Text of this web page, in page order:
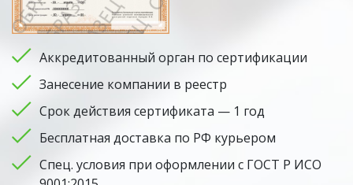
Аккредитованный орган по сертификации
Занесение компании в реестр
Срок действия сертификата — 1 год
Бесплатная доставка по РФ курьером
Спец. условия при оформлении с ГОСТ Р ИСО